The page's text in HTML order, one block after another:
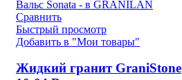
Сравнить
Быстрый просмотр
Добавить в "Мои товары"
Жидкий гранит GraniStone